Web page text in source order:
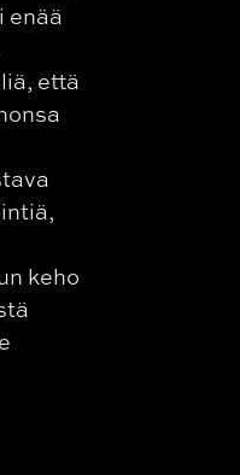
enää
että
keho